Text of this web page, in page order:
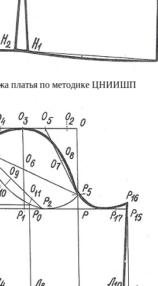
платья по методике ЦНИИШП